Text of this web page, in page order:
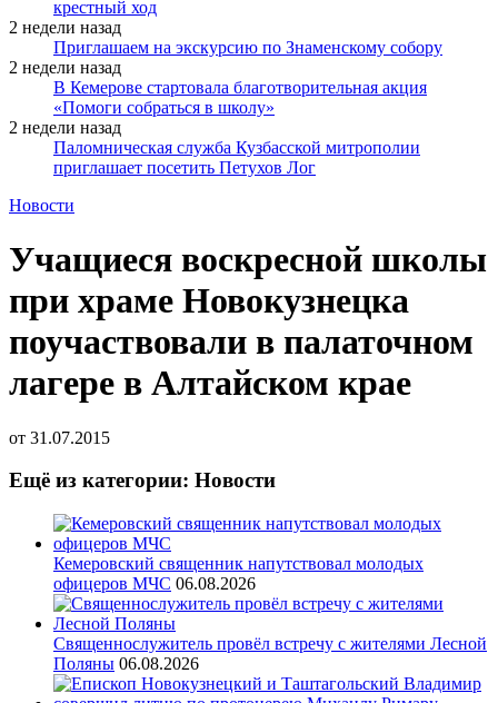
крестный ход
2 недели назад
Приглашаем на экскурсию по Знаменскому собору
2 недели назад
В Кемерове стартовала благотворительная акция
«Помоги собраться в школу»
2 недели назад
Паломническая служба Кузбасской митрополии
приглашает посетить Петухов Лог
Новости
Учащиеся воскресной школы
при храме Новокузнецка
поучаствовали в палаточном
лагере в Алтайском крае
от 31.07.2015
Ещё из категории: Новости
Кемеровский священник напутствовал молодых
офицеров МЧС 06.08.2026
Священнослужитель провёл встречу с жителями Лесной
Поляны 06.08.2026